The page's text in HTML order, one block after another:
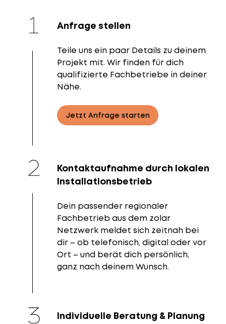
Anfrage stellen
Teile uns ein paar Details zu deinem
Projekt mit. Wir finden für dich
qualifizierte Fachbetriebe in deiner
Nähe.
Jetzt Anfrage starten
Kontaktaufnahme durch lokalen
Installationsbetrieb
Dein passender regionaler
Fachbetrieb aus dem zolar
Netzwerk meldet sich zeitnah bei
dir – ob telefonisch, digital oder vor
Ort – und berät dich persönlich,
ganz nach deinem Wunsch.
Individuelle Beratung & Planung